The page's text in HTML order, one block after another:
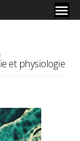
et physiologie